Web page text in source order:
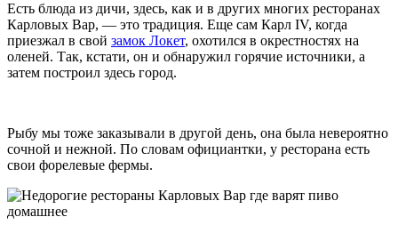
Есть блюда из дичи, здесь, как и в других многих ресторанах
Карловых Вар, — это традиция. Еще сам Карл IV, когда
приезжал в свой замок Локет, охотился в окрестностях на
оленей. Так, кстати, он и обнаружил горячие источники, а
затем построил здесь город.
Рыбу мы тоже заказывали в другой день, она была невероятно
сочной и нежной. По словам официантки, у ресторана есть
свои форелевые фермы.